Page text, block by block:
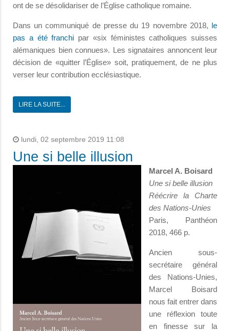
ont de se désolidariser de l’Église catholique romaine.
Dans un communiqué de presse du 19 novembre 2018, le
pas a été franchi par «six féministes catholiques suisses
alémaniques bien connues». Les signataires annoncent leur
décision de «quitter l’Église» soit, pratiquement, de ne plus
verser leur contribution ecclésiastique.
LIRE LA SUITE...
lundi, 02 septembre 2019 11:08
Une si belle illusion
Marcel A. Boisard
Une si belle illusion
Réécrire la Charte
des Nations-Unies
Paris, Panthéon
2018, 466 p.
Ancien sous-
secrétaire général
des Nations-Unies,
Marcel Boisard
nous fait entrer dans
une réflexion toute
en finesse sur la